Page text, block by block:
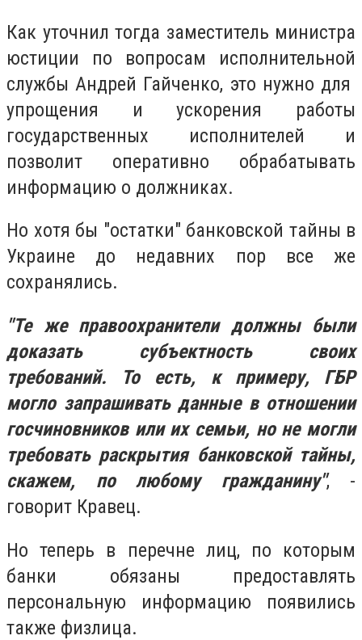
Как уточнил тогда заместитель министра
юстиции по вопросам исполнительной
службы Андрей Гайченко, это нужно для
упрощения и ускорения работы
государственных исполнителей и
позволит оперативно обрабатывать
информацию о должниках.
Но хотя бы "остатки" банковской тайны в
Украине до недавних пор все же
сохранялись.
"Те же правоохранители должны были
доказать субъектность своих
требований. То есть, к примеру, ГБР
могло запрашивать данные в отношении
госчиновников или их семьи, но не могли
требовать раскрытия банковской тайны,
скажем, по любому гражданину", -
говорит Кравец.
Но теперь в перечне лиц, по которым
банки обязаны предоставлять
персональную информацию появились
также физлица.